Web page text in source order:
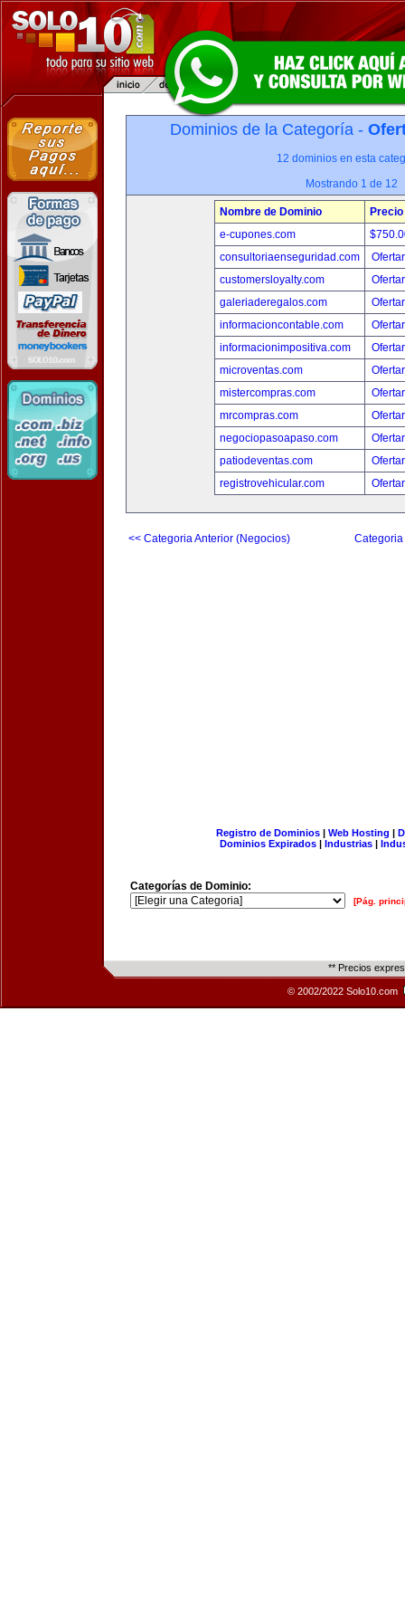
Dominios de la Categoría -
12 dominios en esta
Mostrando 1 de 12
Nombre de Dominio
Precio
e-cupones.com
consultoriaenseguridad.com
customersloyalty.com
galeriaderegalos.com
informacioncontable.com
informacionimpositiva.com
microventas.com
mistercompras.com
mrcompras.com
negociopasoapaso.com
patiodeventas.com
registrovehicular.com
<< Categoria Anterior (Negocios)
Registro de Dominios| Web Hosting |
Dominios Expirados | Industrias |
Categorías de Dominio:
[Pág.
** Precios
© 2002/2022 Solo10.com